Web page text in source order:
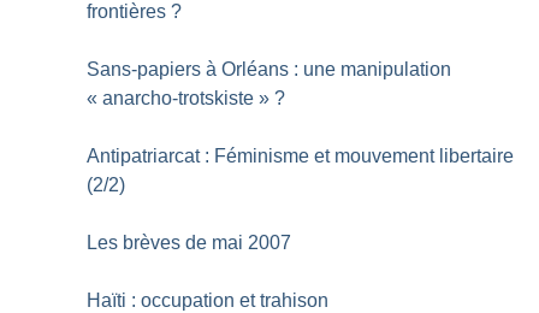
frontières ?
Sans-papiers à Orléans : une manipulation
« anarcho-trotskiste » ?
Antipatriarcat : Féminisme et mouvement libertaire
(2/2)
Les brèves de mai 2007
Haïti : occupation et trahison